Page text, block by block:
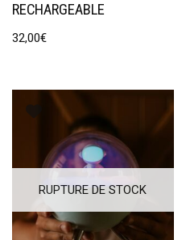
RECHARGEABLE
32,00€
RUPTURE DE STOCK